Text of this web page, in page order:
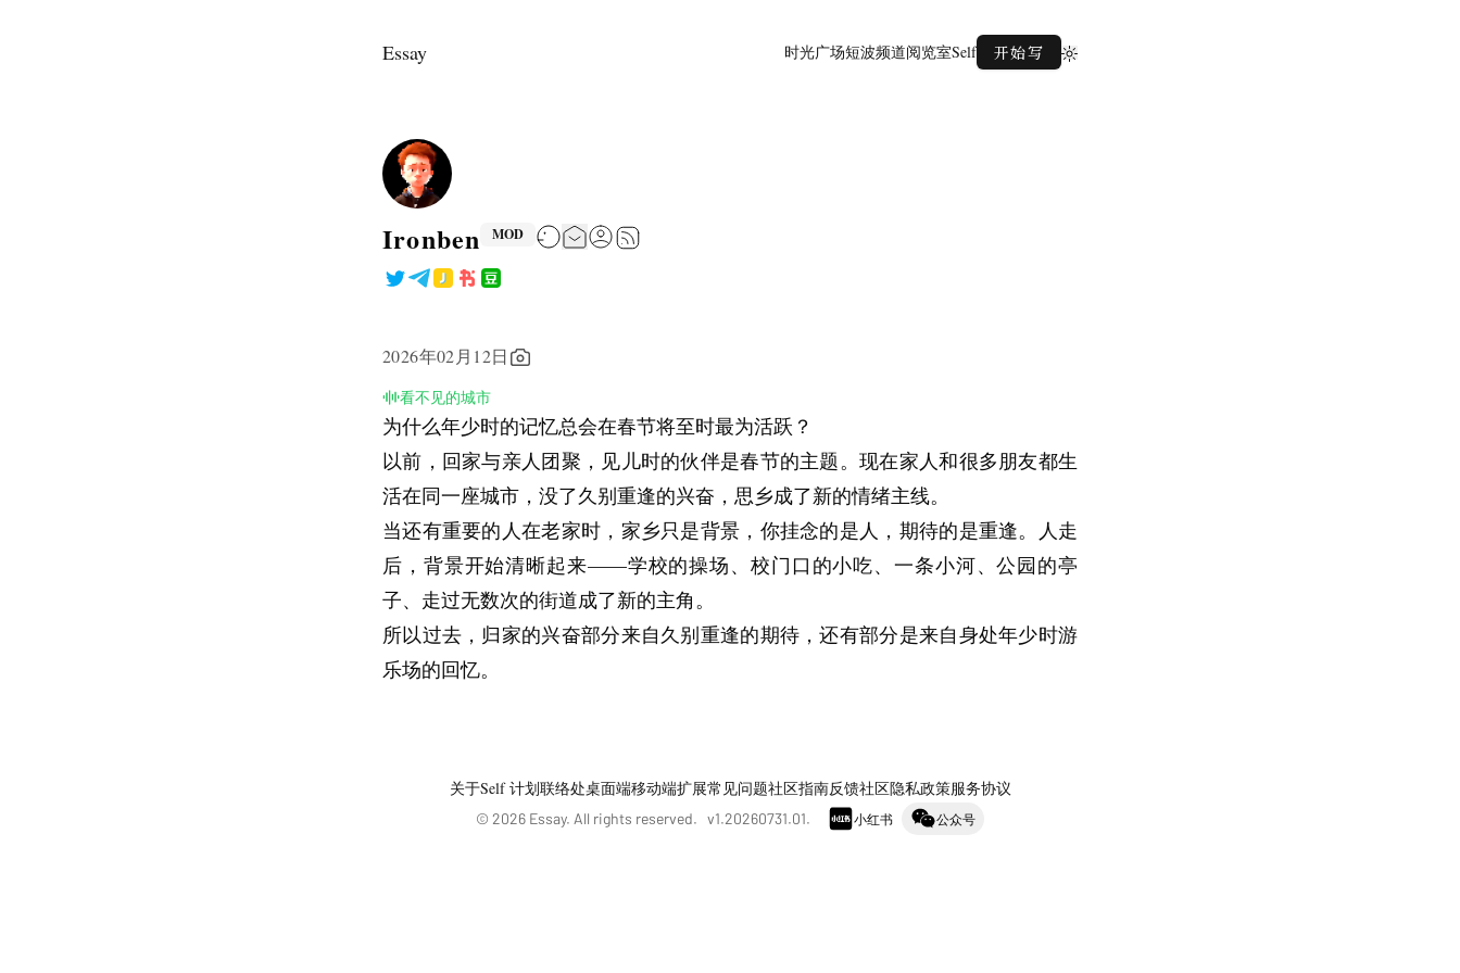
Essay 时光广场短波频道阅览室Self 开始写
Ironben MOD
2026年02月12日
看不见的城市
为什么年少时的记忆总会在春节将至时最为活跃？
以前，回家与亲人团聚，见儿时的伙伴是春节的主题。现在家人和很多朋友都生
活在同一座城市，没了久别重逢的兴奋，思乡成了新的情绪主线。
当还有重要的人在老家时，家乡只是背景，你挂念的是人，期待的是重逢。人走
后，背景开始清晰起来——学校的操场、校门口的小吃、一条小河、公园的亭
子、走过无数次的街道成了新的主角。
所以过去，归家的兴奋部分来自久别重逢的期待，还有部分是来自身处年少时游
乐场的回忆。
关于Self 计划联络处桌面端移动端扩展常见问题社区指南反馈社区隐私政策服务协议
© 2026 Essay. All rights reserved. v1.20260731.01. 小红书 公众号